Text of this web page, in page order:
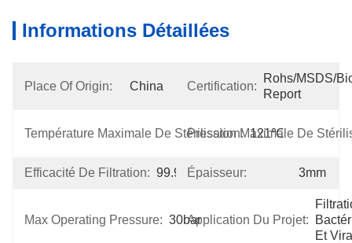
Informations Détaillées
Place Of Origin: China Certification:
Rohs/MSDS/
Report
Température Maximale De Stérilisation: 121℃
Pression Maximale De
Efficacité De Filtration: 99.99%Épaisseur: 3mm
Max Operating Pressure: 30barApplication Du Projet:
Et